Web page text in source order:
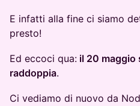
E infatti alla fine ci siamo
presto!
Ed eccoci qua: il 20 maggio
raddoppia.
Ci vediamo di nuovo da